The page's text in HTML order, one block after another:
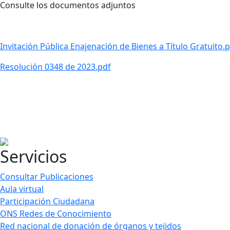
Consulte los documentos adjuntos
Invitación Pública Enajenación de Bienes a Título
Resolución 0348 de 2023.pdf
Servicios
Consultar Publicaciones
Aula virtual
Participación Ciudadana
ONS Redes de Conocimiento
Red nacional de donación de órganos y tejidos